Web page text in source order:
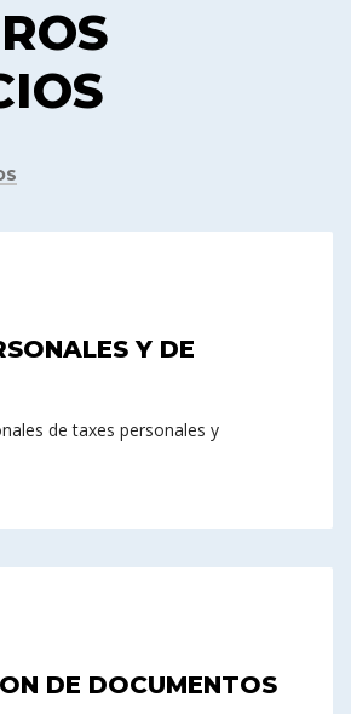
Y DE
de taxes personales y
DE DOCUMENTOS